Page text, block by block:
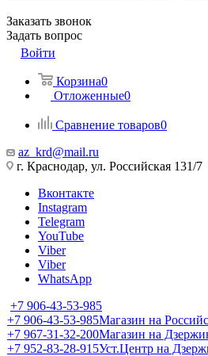
Заказать звонок
Задать вопрос
Войти
Корзина0
Отложенные0
Сравнение товаров0
az_krd@mail.ru
г. Краснодар, ул. Российская 131/7
Вконтакте
Instagram
Telegram
YouTube
Viber
Viber
WhatsApp
+7 906-43-53-985
+7 906-43-53-985Магазин на
+7 967-31-32-200Магазин на
+7 952-83-28-915Уст.Центр на